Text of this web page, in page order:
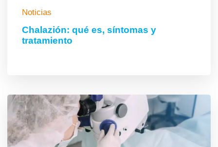
Noticias
Chalazión: qué es, síntomas y
tratamiento